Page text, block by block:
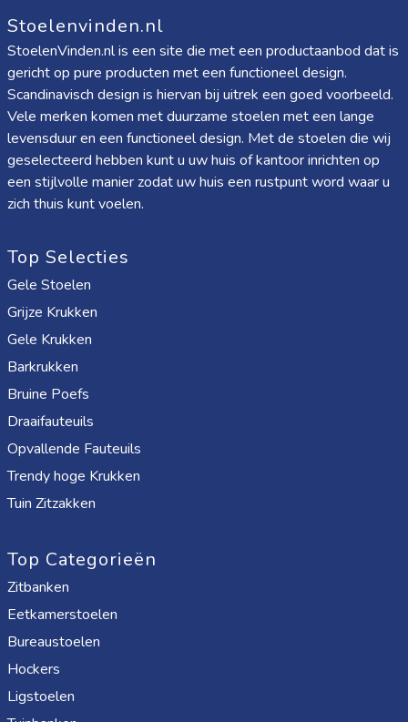
Stoelenvinden.nl
StoelenVinden.nl is een site die met een productaanbod dat is
gericht op pure producten met een functioneel design.
Scandinavisch design is hiervan bij uitrek een goed voorbeeld.
Vele merken komen met duurzame stoelen met een lange
levensduur en een functioneel design. Met de stoelen die wij
geselecteerd hebben kunt u uw huis of kantoor inrichten op
een stijlvolle manier zodat uw huis een rustpunt word waar u
zich thuis kunt voelen.
Top Selecties
Gele Stoelen
Grijze Krukken
Gele Krukken
Barkrukken
Bruine Poefs
Draaifauteuils
Opvallende Fauteuils
Trendy hoge Krukken
Tuin Zitzakken
Top Categorieën
Zitbanken
Eetkamerstoelen
Bureaustoelen
Hockers
Ligstoelen